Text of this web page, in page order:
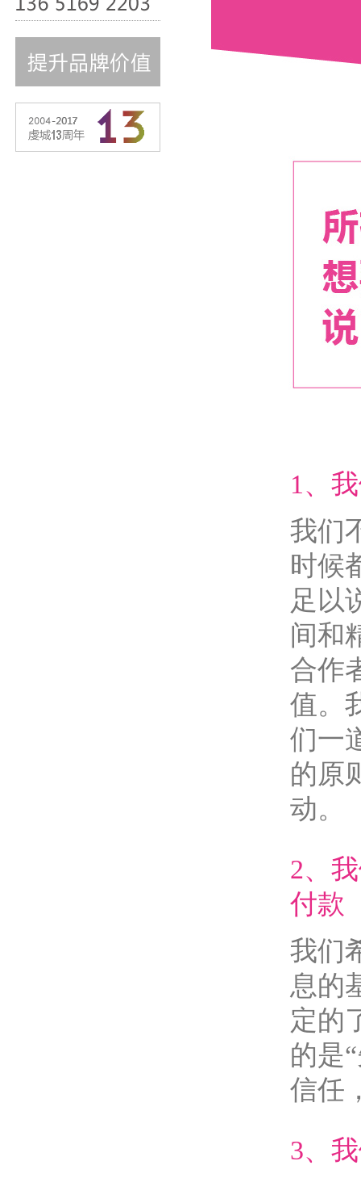
1、
我们
时候
足以
间和
合作
值。
们一
的原
动。
2、
付款
我们
息的
定的
的是
信任
3、